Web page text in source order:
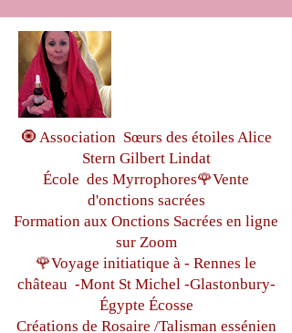
🧿 Association Sœurs des étoiles Alice
Stern Gilbert Lindat
École des Myrrophores🌹Vente
d'onctions sacrées
Formation aux Onctions Sacrées en ligne
sur Zoom
🌹Voyage initiatique à - Rennes le
château -Mont St Michel -Glastonbury-
Égypte Écosse
Créations de Rosaire /Talisman essénien